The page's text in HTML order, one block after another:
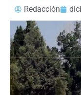
Redacción